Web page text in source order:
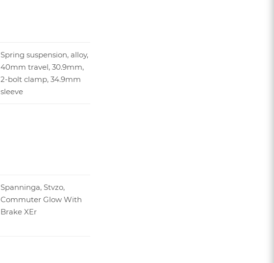
Spring suspension, alloy,
40mm travel, 30.9mm,
2-bolt clamp, 34.9mm
sleeve
Spanninga, Stvzo,
Commuter Glow With
Brake XEr